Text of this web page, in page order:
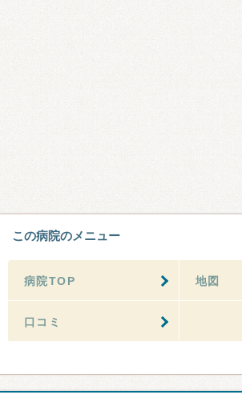
この病院のメニュー
病院TOP 地図
口コミ